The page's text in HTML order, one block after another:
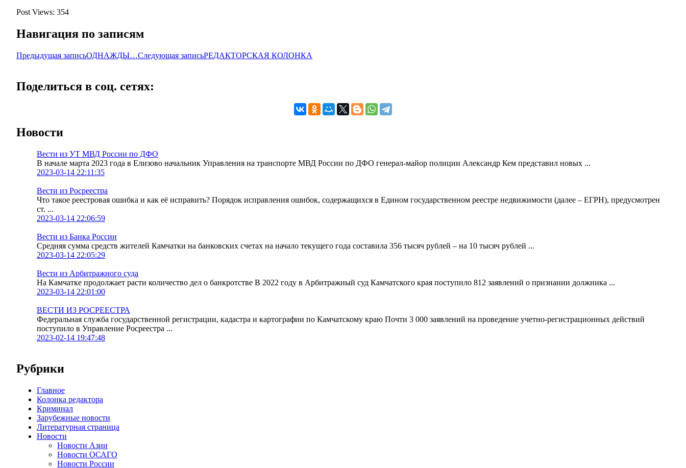
Post Views: 354
Навигация по записям
Предыдущая записьОДНАЖДЫ…Следующая записьРЕДАКТОРСКАЯ КОЛОНКА
Поделиться в соц. сетях:
Новости
Вести из УТ МВД России по ДФО
В начале марта 2023 года в Елизово начальник Управления на транспорте МВД России по ДФО генерал-майор полиции Александр Кем представил новых ...
2023-03-14 22:11:35
Вести из Росреестра
Что такое реестровая ошибка и как её исправить? Порядок исправления ошибок, содержащихся в Едином государственном реестре недвижимости (далее – ЕГРН), предусмотрен
ст. ...
2023-03-14 22:06:59
Вести из Банка России
Средняя сумма средств жителей Камчатки на банковских счетах на начало текущего года составила 356 тысяч рублей – на 10 тысяч рублей ...
2023-03-14 22:05:29
Вести из Арбитражного суда
На Камчатке продолжает расти количество дел о банкротстве В 2022 году в Арбитражный суд Камчатского края поступило 812 заявлений о признании должника ...
2023-03-14 22:01:00
ВЕСТИ ИЗ РОСРЕЕСТРА
Федеральная служба государственной регистрации, кадастра и картографии по Камчатскому краю Почти 3 000 заявлений на проведение учетно-регистрационных действий
поступило в Управление Росреестра ...
2023-02-14 19:47:48
Рубрики
Главное
Колонка редактора
Криминал
Зарубежные новости
Литературная страница
Новости
Новости Азии
Новости ОСАГО
Новости России